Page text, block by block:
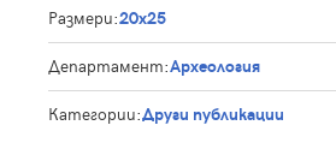
Размери:20x25
Департамент:Археология
Категории:Други публикации